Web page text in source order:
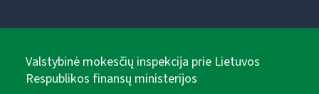
Valstybinė mokesčių inspekcija prie Lietuvos
Respublikos finansų ministerijos